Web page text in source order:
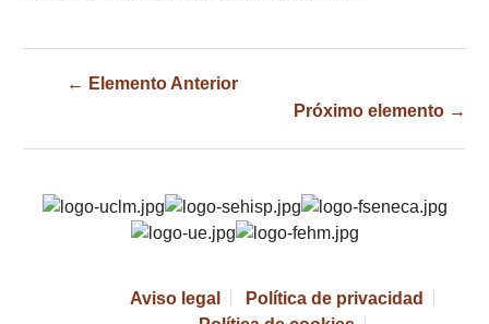
← Elemento Anterior
Próximo elemento →
Aviso legal
Política de privacidad